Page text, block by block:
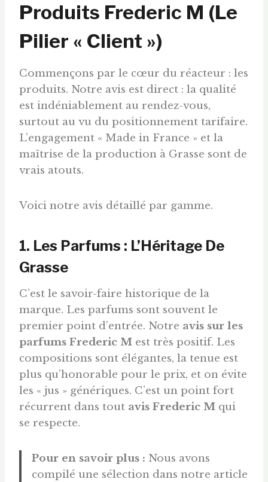
Produits Frederic M (Le
Pilier « Client »)
Commençons par le cœur du réacteur : les
produits. Notre avis est direct : la qualité
est indéniablement au rendez-vous,
surtout au vu du positionnement tarifaire.
L’engagement « Made in France » et la
maîtrise de la production à Grasse sont de
vrais atouts.
Voici notre avis détaillé par gamme.
1. Les Parfums : L’Héritage De
Grasse
C’est le savoir-faire historique de la
marque. Les parfums sont souvent le
premier point d’entrée. Notre avis sur les
parfums Frederic M est très positif. Les
compositions sont élégantes, la tenue est
plus qu’honorable pour le prix, et on évite
les « jus » génériques. C’est un point fort
récurrent dans tout avis Frederic M qui
se respecte.
Pour en savoir plus : Nous avons
compilé une sélection dans notre article